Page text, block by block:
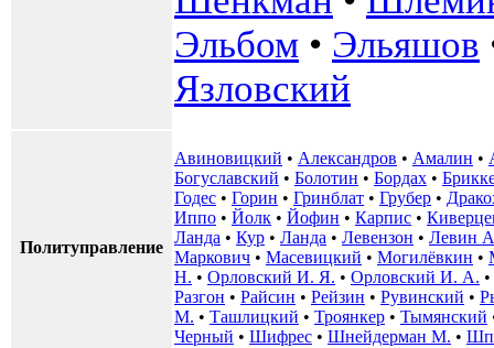
Эльбом • Эльяшов
Язловский
Политуправление
Авиновицкий • Александров • Амалин •
Богуславский • Болотин • Бордах •
Годес • Горин • Гринблат • Грубер •
Иппо • Йолк • Йофин • Карпис •
Ланда • Кур • Ланда • Левензон • Левин
Маркович • Масевицкий • Могилёвкин •
Н. • Орловский И. Я. • Орловский И. А. •
Разгон • Райсин • Рейзин • Рувинский •
М. • Ташлицкий • Троянкер • Тымянский
Черный • Шифрес • Шнейдерман М. •